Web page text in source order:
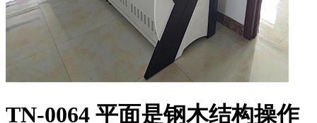
TN-0064 平面是钢木结构操作